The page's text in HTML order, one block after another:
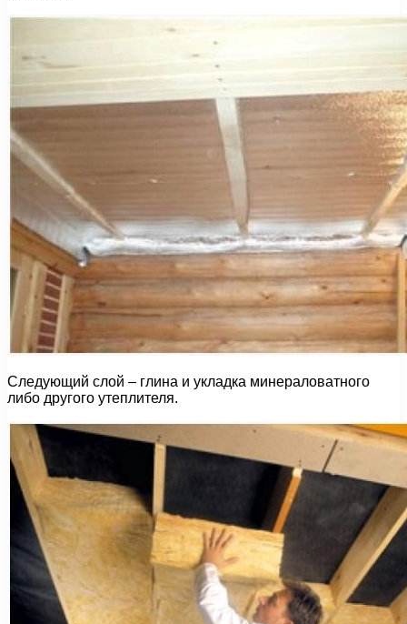
Следующий слой – глина и укладка минераловатного
либо другого утеплителя.